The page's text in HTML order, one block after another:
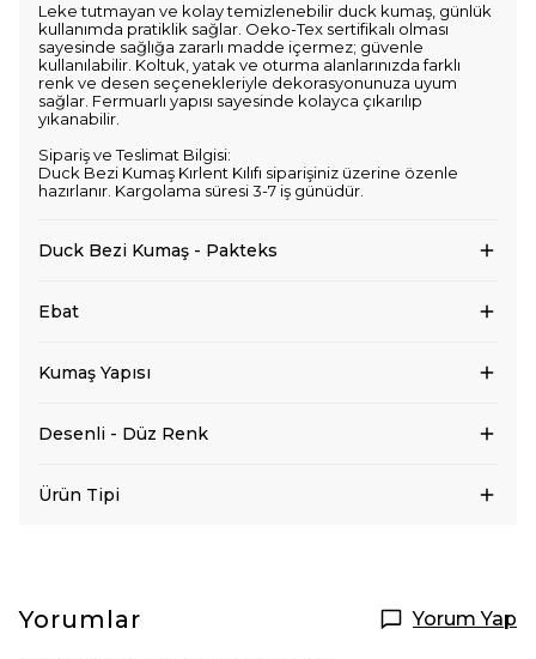
Leke tutmayan ve kolay temizlenebilir duck kumaş, günlük
kullanımda pratiklik sağlar. Oeko-Tex sertifikalı olması
sayesinde sağlığa zararlı madde içermez; güvenle
kullanılabilir. Koltuk, yatak ve oturma alanlarınızda farklı
renk ve desen seçenekleriyle dekorasyonunuza uyum
sağlar. Fermuarlı yapısı sayesinde kolayca çıkarılıp
yıkanabilir.
Sipariş ve Teslimat Bilgisi:
Duck Bezi Kumaş Kırlent Kılıfı siparişiniz üzerine özenle
hazırlanır. Kargolama süresi 3-7 iş günüdür.
Duck Bezi Kumaş - Pakteks
Ebat
Kumaş Yapısı
Desenli - Düz Renk
Ürün Tipi
Yorumlar Yorum Yap